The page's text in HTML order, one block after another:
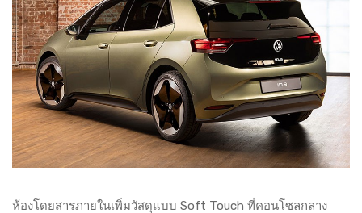
ห้องโดยสารภายในเพิ่มวัสดุแบบ Soft Touch ที่คอนโซลกลาง